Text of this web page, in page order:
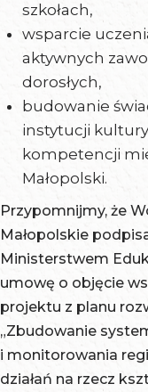
szkołach,
wsparcie
aktywnych
dorosłych,
budowanie
instytucji
kompetencji
Małopolski.
Przypomnijmy, że
Małopolskie
Ministerstwem
umowę o objęcie
projektu z planu
„Zbudowanie
i monitorowania
działań na rzecz